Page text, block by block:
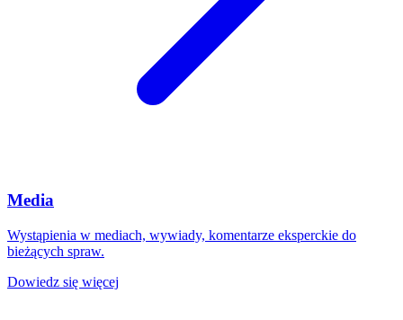
Media
Wystąpienia w mediach, wywiady, komentarze eksperckie do
bieżących spraw.
Dowiedz się więcej